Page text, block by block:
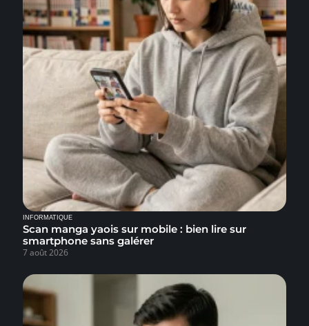
INFORMATIQUE
Scan manga yaois sur mobile : bien lire sur
smartphone sans galérer
7 août 2026